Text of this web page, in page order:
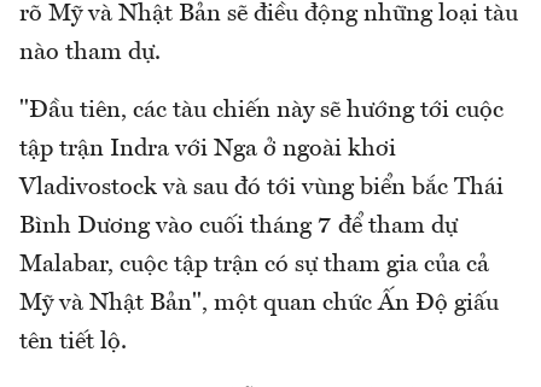
rõ Mỹ và Nhật Bản sẽ điều động những loại tàu
nào tham dự.
"Đầu tiên, các tàu chiến này sẽ hướng tới cuộc
tập trận Indra với Nga ở ngoài khơi
Vladivostock và sau đó tới vùng biển bắc Thái
Bình Dương vào cuối tháng 7 để tham dự
Malabar, cuộc tập trận có sự tham gia của cả
Mỹ và Nhật Bản", một quan chức Ấn Độ giấu
tên tiết lộ.